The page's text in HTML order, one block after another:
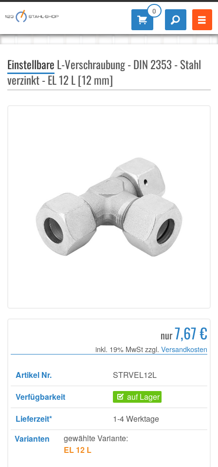
0
Einstellbare L-Verschraubung - DIN 2353 - Stahl
verzinkt - EL 12 L [12 mm]
nur7,67 €
inkl. 19% MwSt zzgl. Versandkosten
Artikel Nr.
STRVEL12L
Verfügbarkeit
auf Lager
Lieferzeit*
1-4 Werktage
Varianten
gewählte Variante:
EL 12 L